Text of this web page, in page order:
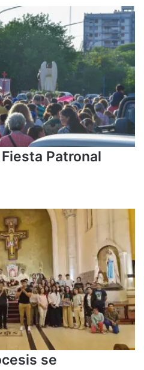
Patronal
se